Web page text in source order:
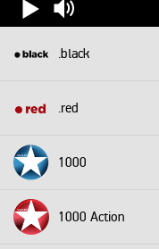
.black
.red
1000
1000 Action